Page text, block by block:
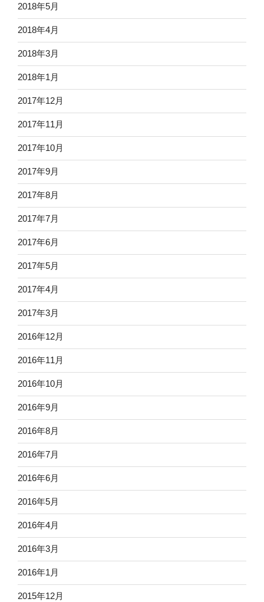
2018年5月
2018年4月
2018年3月
2018年1月
2017年12月
2017年11月
2017年10月
2017年9月
2017年8月
2017年7月
2017年6月
2017年5月
2017年4月
2017年3月
2016年12月
2016年11月
2016年10月
2016年9月
2016年8月
2016年7月
2016年6月
2016年5月
2016年4月
2016年3月
2016年1月
2015年12月